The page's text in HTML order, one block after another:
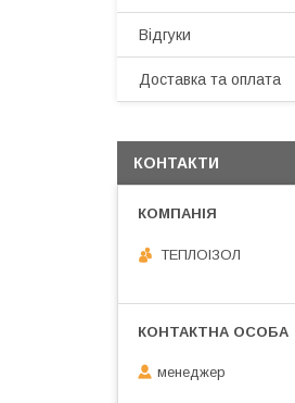
Вiдгуки
Доставка та оплата
КОНТАКТИ
ТЕПЛОIЗОЛ
менеджер